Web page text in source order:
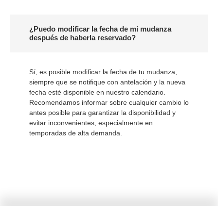
¿Puedo modificar la fecha de mi mudanza
después de haberla reservado?
Sí, es posible modificar la fecha de tu mudanza,
siempre que se notifique con antelación y la nueva
fecha esté disponible en nuestro calendario.
Recomendamos informar sobre cualquier cambio lo
antes posible para garantizar la disponibilidad y
evitar inconvenientes, especialmente en
temporadas de alta demanda.